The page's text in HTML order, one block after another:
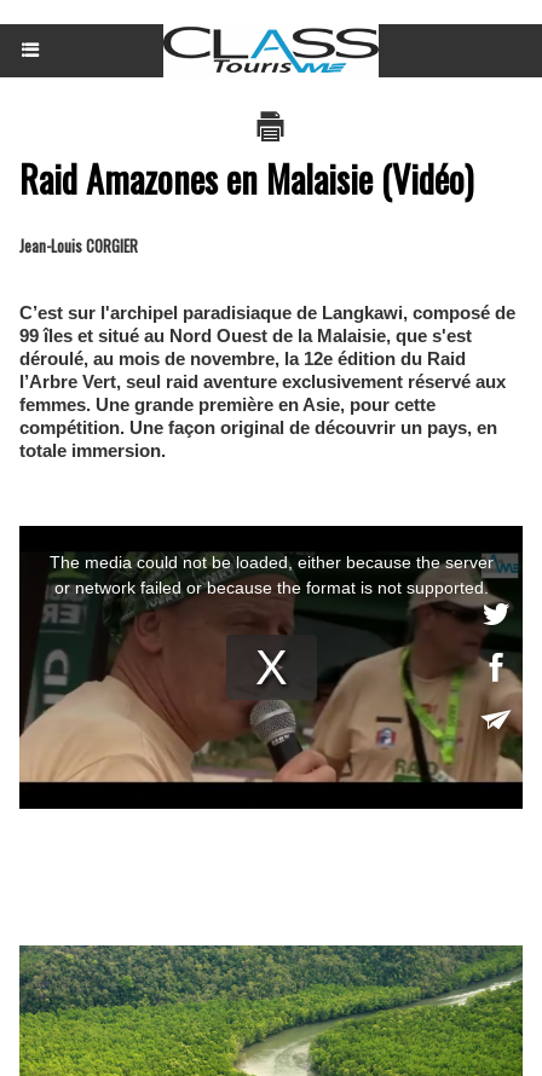
Raid Amazones en Malaisie (Vidéo)
Jean-Louis CORGIER
C’est sur l'archipel paradisiaque de Langkawi, composé de
99 îles et situé au Nord Ouest de la Malaisie, que s'est
déroulé, au mois de novembre, la 12e édition du Raid
l’Arbre Vert, seul raid aventure exclusivement réservé aux
femmes. Une grande première en Asie, pour cette
compétition. Une façon original de découvrir un pays, en
totale immersion.